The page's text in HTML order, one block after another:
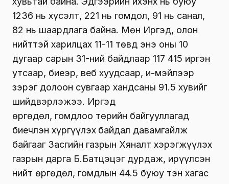
1236 нь хүсэлт, 221 нь гомдол, 91 нь санал,
82 нь шаардлага байна. Мөн Иргэд, олон
нийттэй харилцах 11-11 төвд энэ оны 10
дугаар сарын 31-ний байдлаар 117 415 иргэн
утсаар, биеэр, веб хуудсаар, и-мэйлээр
зэрэг долоон сувгаар хандсаны 91.5 хувийг
шийдвэрлэжээ. Иргэд
өргөдөл, гомдлоо төрийн байгууллагад
биечлэн хүргүүлэх байдал давамгайлж
байгааг Засгийн газрын Хяналт хэрэгжүүлэх
газрын дарга Б.Батцэцэг дурдаж, ирүүлсэн
нийт өргөдөл, гомдлын 44.5 буюу тэн хагас